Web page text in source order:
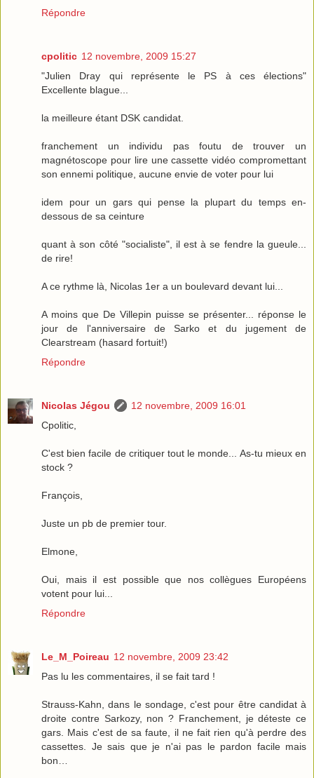
Répondre
cpolitic 12 novembre, 2009 15:27
"Julien Dray qui représente le PS à ces élections"
Excellente blague...
la meilleure étant DSK candidat.
franchement un individu pas foutu de trouver un
magnétoscope pour lire une cassette vidéo compromettant
son ennemi politique, aucune envie de voter pour lui
idem pour un gars qui pense la plupart du temps en-
dessous de sa ceinture
quant à son côté "socialiste", il est à se fendre la gueule...
de rire!
A ce rythme là, Nicolas 1er a un boulevard devant lui...
A moins que De Villepin puisse se présenter... réponse le
jour de l'anniversaire de Sarko et du jugement de
Clearstream (hasard fortuit!)
Répondre
Nicolas Jégou
12 novembre, 2009 16:01
Cpolitic,
C'est bien facile de critiquer tout le monde... As-tu mieux en
stock ?
François,
Juste un pb de premier tour.
Elmone,
Oui, mais il est possible que nos collègues Européens
votent pour lui...
Répondre
Le_M_Poireau 12 novembre, 2009 23:42
Pas lu les commentaires, il se fait tard !
Strauss-Kahn, dans le sondage, c'est pour être candidat à
droite contre Sarkozy, non ? Franchement, je déteste ce
gars. Mais c'est de sa faute, il ne fait rien qu'à perdre des
cassettes. Je sais que je n'ai pas le pardon facile mais
bon…